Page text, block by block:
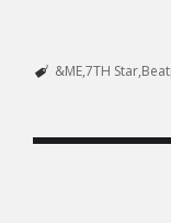
&ME7TH Star